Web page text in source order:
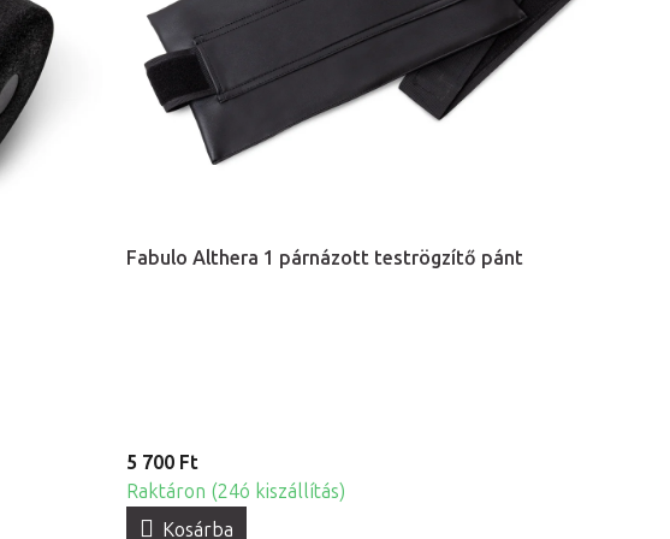
Fabulo Althera 1 párnázott teströgzítő pánt
5 700 Ft
Raktáron (24ó kiszállítás)
Kosárba